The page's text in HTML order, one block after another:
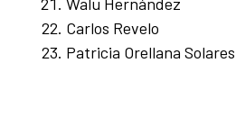
Carlos Revelo
Patricia Orellana Solares